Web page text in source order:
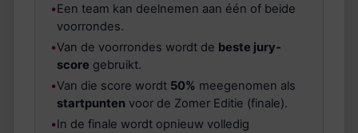
•Een team kan deelnemen aan één of beide
voorrondes.
•Van de voorrondes wordt de beste jury-
score gebruikt.
•Van die score wordt 50% meegenomen als
startpunten voor de Zomer Editie (finale).
•In de finale wordt opnieuw volledig